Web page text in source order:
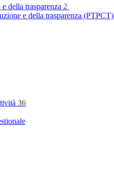
della trasparenza 2
e della trasparenza (PTPCT)
36